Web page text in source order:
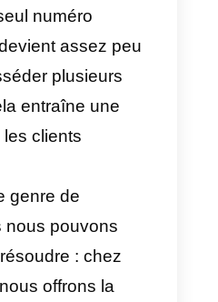
ou services
sur WhatsApp.
créer une
sur WhatsApp
et en quelques
pouvez la
aux couleurs et au
marque, ajouter